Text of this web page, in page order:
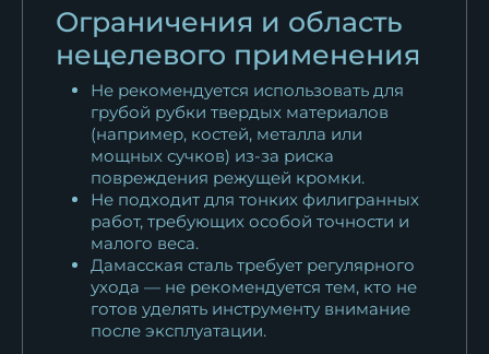
Ограничения и область
нецелевого применения
Не рекомендуется использовать для
грубой рубки твердых материалов
(например, костей, металла или
мощных сучков) из-за риска
повреждения режущей кромки.
Не подходит для тонких филигранных
работ, требующих особой точности и
малого веса.
Дамасская сталь требует регулярного
ухода — не рекомендуется тем, кто не
готов уделять инструменту внимание
после эксплуатации.